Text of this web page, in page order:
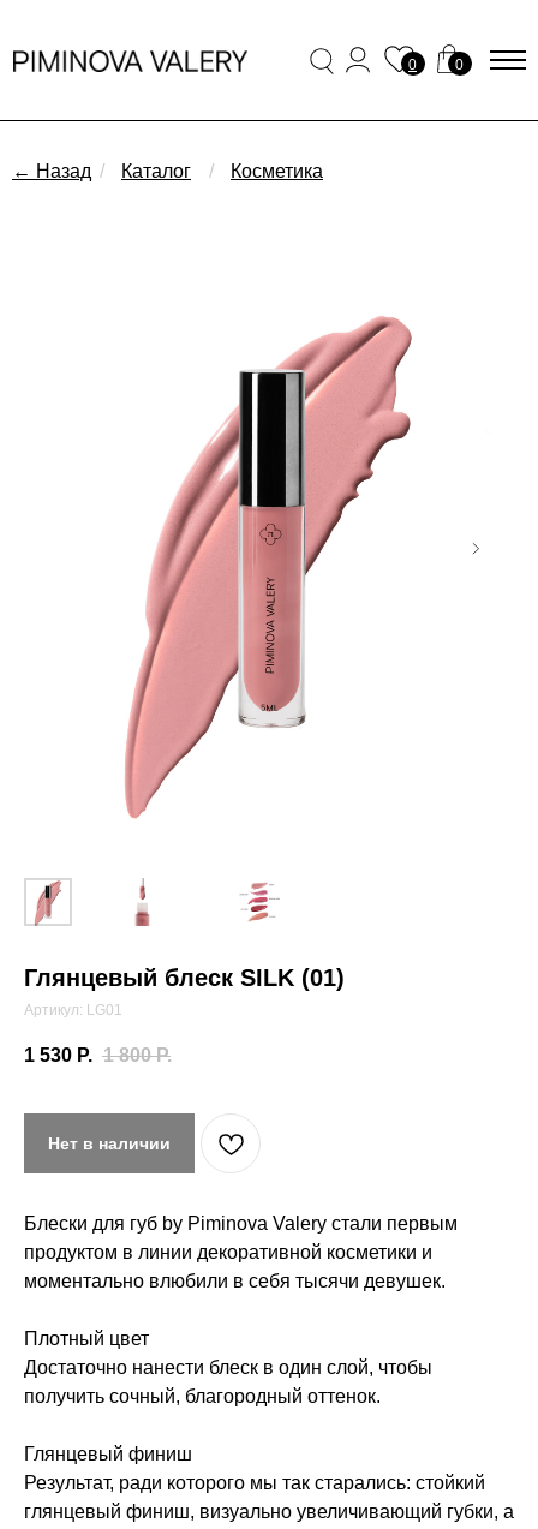
0
0
← Назад Каталог
/ / Косметика
Глянцевый блеск SILK (01)
Артикул: LG01
1 530 Р. 1 800 Р.
Нет в наличии
Блески для губ by Piminova Valery стали первым
продуктом в линии декоративной косметики и
моментально влюбили в себя тысячи девушек.
Плотный цвет
Достаточно нанести блеск в один слой, чтобы
получить сочный, благородный оттенок.
Глянцевый финиш
Результат, ради которого мы так старались: стойкий
глянцевый финиш, визуально увеличивающий губки, а